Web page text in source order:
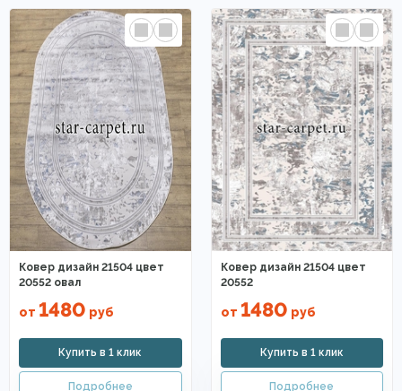
Ковер дизайн 21504 цвет
20552 овал
от 1480 руб
Ковер дизайн 21504 цвет
20552
от 1480 руб